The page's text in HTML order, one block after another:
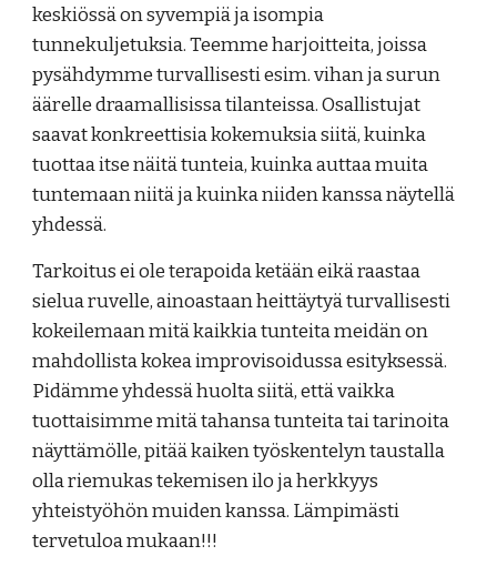
keskiössä on syvempiä ja isompia
tunnekuljetuksia. Teemme harjoitteita, joissa
pysähdymme turvallisesti esim. vihan ja surun
äärelle draamallisissa tilanteissa. Osallistujat
saavat konkreettisia kokemuksia siitä, kuinka
tuottaa itse näitä tunteia, kuinka auttaa muita
tuntemaan niitä ja kuinka niiden kanssa näytellä
yhdessä.
Tarkoitus ei ole terapoida ketään eikä raastaa
sielua ruvelle, ainoastaan heittäytyä turvallisesti
kokeilemaan mitä kaikkia tunteita meidän on
mahdollista kokea improvisoidussa esityksessä.
Pidämme yhdessä huolta siitä, että vaikka
tuottaisimme mitä tahansa tunteita tai tarinoita
näyttämölle, pitää kaiken työskentelyn taustalla
olla riemukas tekemisen ilo ja herkkyys
yhteistyöhön muiden kanssa. Lämpimästi
tervetuloa mukaan!!!